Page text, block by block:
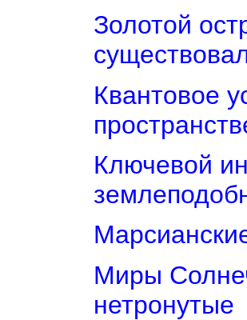
Золотой
Квантовое
Ключевой
Миры
нетронутые